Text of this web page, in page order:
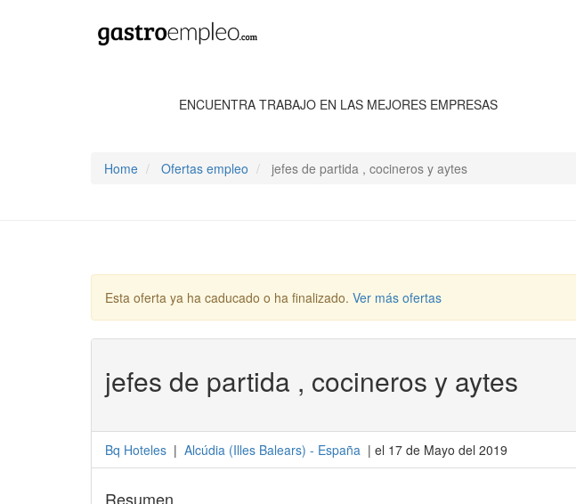
ENCUENTRA TRABAJO EN LAS MEJORES EMPRESAS
Home Ofertas empleo jefes de partida , cocineros y aytes
Esta oferta ya ha caducado o ha finalizado. Ver más ofertas
jefes de partida , cocineros y aytes
Bq Hoteles | Alcúdia (Illes Balears) - España | el 17 de Mayo del 2019
Resumen